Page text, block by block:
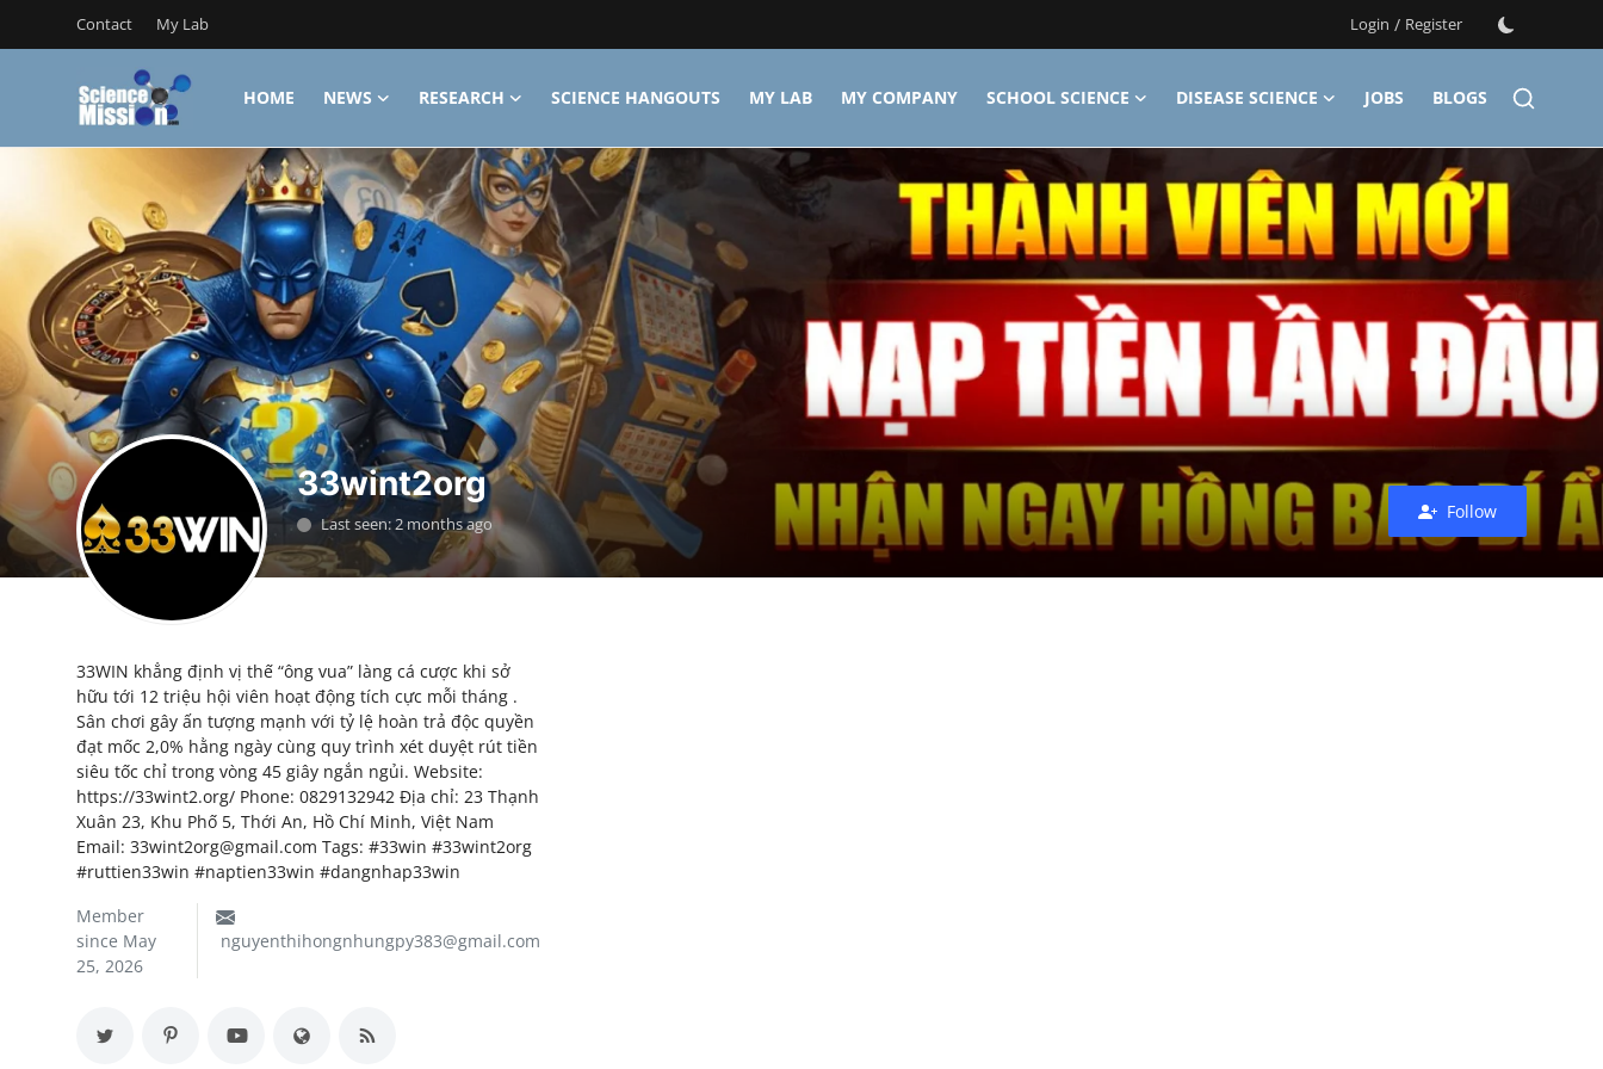
Contact My Lab Login / Register
HOME NEWS RESEARCH SCIENCE HANGOUTS MY LAB MY COMPANY SCHOOL SCIENCE DISEASE SCIENCE JOBS
BLOGS
Login
Contact
My Lab
News
Research
Science Hangouts
My Lab
My Company
School Science
Disease Science
33wint2org
Last seen: 2 months ago
Follow
33WIN khẳng định vị thế “ông vua” làng cá cược khi sở
hữu tới 12 triệu hội viên hoạt động tích cực mỗi tháng .
Sân chơi gây ấn tượng mạnh với tỷ lệ hoàn trả độc quyền
đạt mốc 2,0% hằng ngày cùng quy trình xét duyệt rút tiền
siêu tốc chỉ trong vòng 45 giây ngắn ngủi. Website:
https://33wint2.org/ Phone: 0829132942 Địa chỉ: 23 Thạnh
Xuân 23, Khu Phố 5, Thới An, Hồ Chí Minh, Việt Nam
Email: 33wint2org@gmail.com Tags: #33win #33wint2org
#ruttien33win #naptien33win #dangnhap33win
Member
since May
25, 2026
nguyenthihongnhungpy383@gmail.com